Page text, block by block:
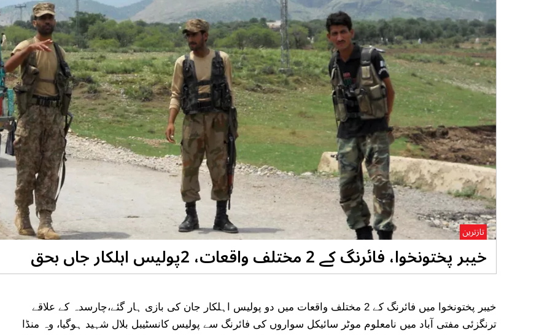
خیبر پختونخوا، فائرنگ کے 2 مختلف واقعات، 2پولیس اہلکار جاں بحق
تازترین
خیبر پختونخوا میں فائرنگ کے 2 مختلف واقعات میں دو پولیس اہلکار جان کی بازی ہار گئے،چارسدہ کے علاقے
ترنگزئی مفتی آباد میں نامعلوم موٹر سائیکل سواروں کی فائرنگ سے پولیس کانسٹیبل بلال شہید ہوگیا، وہ منڈا